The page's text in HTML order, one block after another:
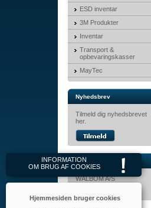
ESD inventar
3M Produkter
Inventar
Transport &
opbevaringskasser
MayTec
Nyhedsbrev
Tilmeld dig nyhedsbrevet
her.
Kontakt
WALBOM A/S
INFORMATION
OM BRUG AF COOKIES
Hjemmesiden bruger cookies